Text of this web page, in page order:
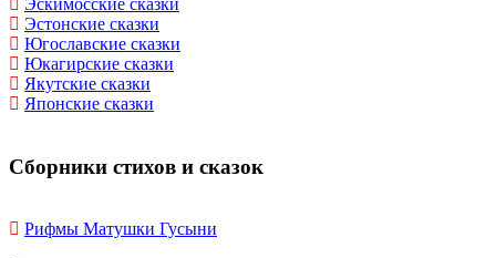
Эскимосские сказки
Эстонские сказки
Югославские сказки
Юкагирские сказки
Якутские сказки
Японские сказки
Сборники стихов и сказок
Рифмы Матушки Гусыни